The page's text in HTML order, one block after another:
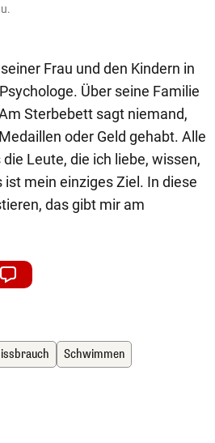
Frau und den Kindern in
Über seine Familie
Sterbebett sagt niemand,
oder Geld gehabt. Alle
Leute, die ich liebe, wissen,
ist mein einziges Ziel. In diese
das gibt mir am
Schwimmen